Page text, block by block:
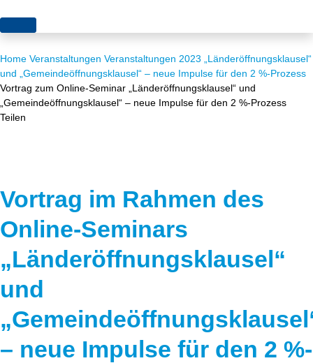
Themen
Akzeptanz
Europa
Grundsatzfragen
Märkte
Netze
Sektorenkopplung
Speicher
Stromerzeugung
Projekte
Publikationen
Karriere
Über uns
Stiftungsporträt
Team
Forschungsnetzwerk
Bibliothek
Home Veranstaltungen Veranstaltungen 2023
„Länderöffnungsklausel“
und „Gemeindeöffnungsklausel“ – neue Impulse für den 2 %-Prozess
Vortrag zum Online-Seminar „Länderöffnungsklausel“ und
„Gemeindeöffnungsklausel“ – neue Impulse für den 2 %-Prozess
Teilen
Vortrag im Rahmen des
Online-Seminars
„Länderöffnungsklausel“
und
– neue Impulse für den 2 %-